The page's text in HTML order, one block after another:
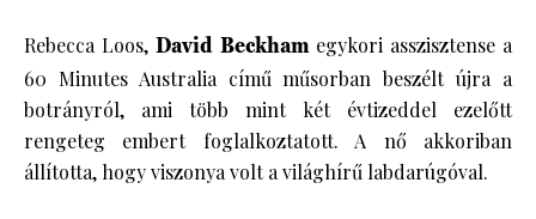
Rebecca Loos, David Beckhamegykori asszisztense a
60 Minutes Australia című műsorban beszélt újra a
botrányról, ami több mint két évtizeddel ezelőtt
rengeteg embert foglalkoztatott. A nő akkoriban
állította, hogy viszonya volt a világhírű labdarúgóval.